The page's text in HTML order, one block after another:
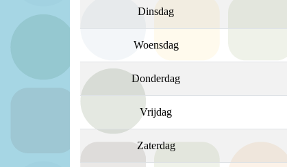
Dinsdag
Woensdag
Donderdag
Vrijdag
Zaterdag